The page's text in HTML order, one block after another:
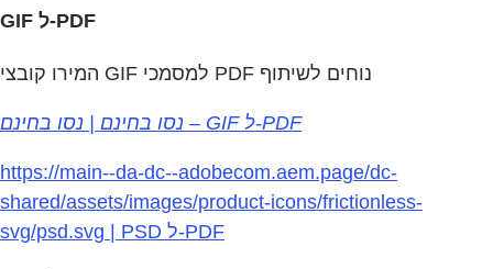
GIF ל‏-PDF
המירו קובצי GIF למסמכי PDF נוחים לשיתוף
נסו בחינם | נסו בחינם – GIF ל‑PDF
https://main--da-dc--adobecom.aem.page/dc-
shared/assets/images/product-icons/frictionless-
svg/psd.svg | PSD ל‏-PDF